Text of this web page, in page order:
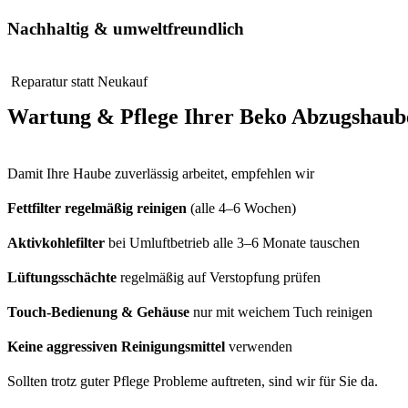
Nachhaltig & umweltfreundlich
Reparatur statt Neukauf
Wartung & Pflege Ihrer Beko
Damit Ihre Haube zuverlässig arbeitet, empfehlen wir
Fettfilter regelmäßig reinigen (alle 4–6 Wochen)
Aktivkohlefilter bei Umluftbetrieb alle 3–6 Monate tauschen
Lüftungsschächte regelmäßig auf Verstopfung prüfen
Touch-Bedienung & Gehäuse nur mit weichem Tuch reinigen
Keine aggressiven Reinigungsmittel verwenden
Sollten trotz guter Pflege Probleme auftreten, sind wir für Sie da.